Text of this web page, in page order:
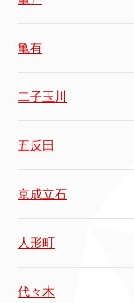
亀有
二子玉川
五反田
京成立石
人形町
代々木